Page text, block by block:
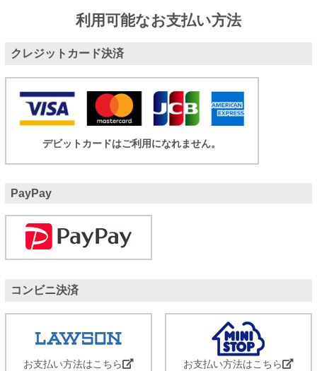
利用可能なお支払い方法
クレジットカード決済
デビットカードはご利用になれません。
PayPay
コンビニ決済
お支払い方法はこちら お支払い方法はこちら